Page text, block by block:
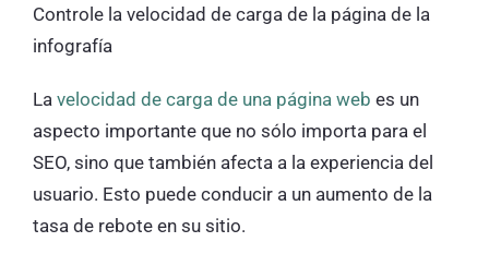
Controle la velocidad de carga de la página de la
infografía
La velocidad de carga de una página web es un
aspecto importante que no sólo importa para el
SEO, sino que también afecta a la experiencia del
usuario. Esto puede conducir a un aumento de la
tasa de rebote en su sitio.